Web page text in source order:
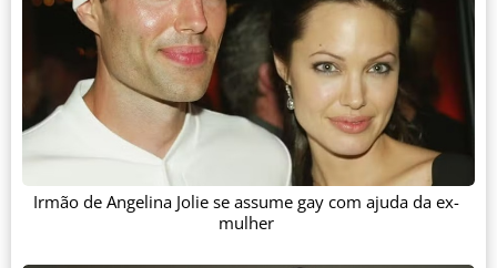
Irmão de Angelina Jolie se assume gay com ajuda da ex-
mulher